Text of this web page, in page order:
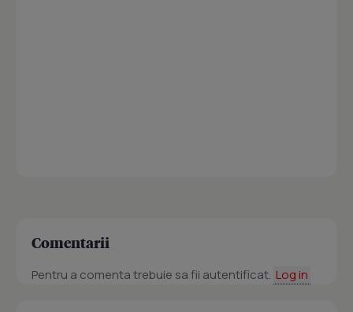
Comentarii
Pentru a comenta trebuie sa fii autentificat. Log in